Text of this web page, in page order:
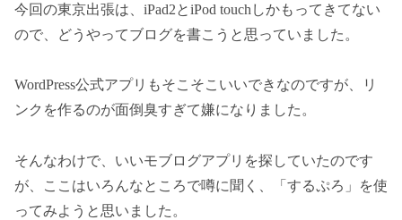
今回の東京出張は、iPad2とiPod touchしかもってきてない
ので、どうやってブログを書こうと思っていました。
WordPress公式アプリもそこそこいいできなのですが、リ
ンクを作るのが面倒臭すぎて嫌になりました。
そんなわけで、いいモブログアプリを探していたのです
が、ここはいろんなところで噂に聞く、「するぷろ」を使
ってみようと思いました。